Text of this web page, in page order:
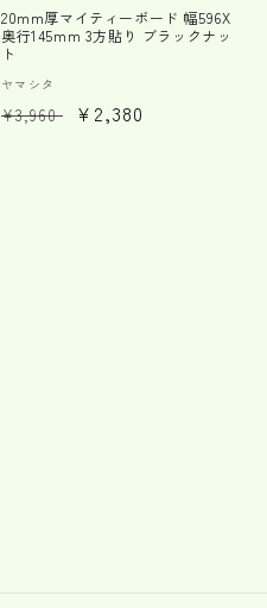
20mm厚マイティーボード 幅596X
奥行145mm 3方貼り ブラックナッ
ト
販
売
ヤマシタ
通
¥3,960
セ
¥2,380